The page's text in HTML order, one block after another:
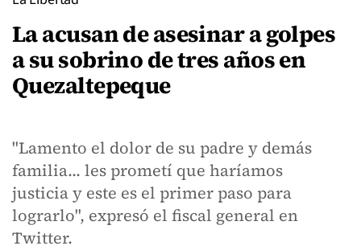
La acusan de asesinar a golpes
a su sobrino de tres años en
Quezaltepeque
"Lamento el dolor de su padre y demás
familia... les prometí que haríamos
justicia y este es el primer paso para
lograrlo", expresó el fiscal general en
Twitter.